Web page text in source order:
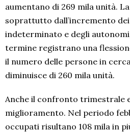
aumentano di 269 mila unità.
soprattutto dall’incremento
indeterminato e degli
termine registrano una
il numero delle persone in
diminuisce di 260 mila unità.
Anche il confronto trimestrale
miglioramento. Nel periodo
occupati risultano 108 mila in